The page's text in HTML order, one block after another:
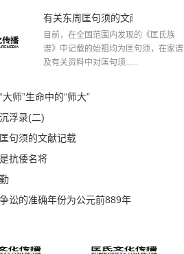
有关东周匡句须的文献记载
目前，在全国范围内发现的《匡氏族
谱》中记载的始祖均为匡句须，在家谱
及有关资料中对匡句须......
大师”生命中的“师大”
浮录(二)
句须的文献记载
抗倭名将
讼的准确年份为公元前889年